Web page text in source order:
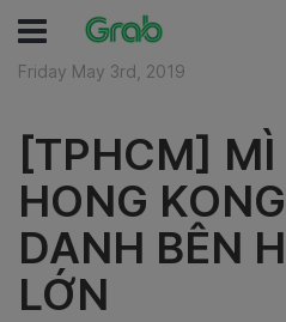
Friday May 3rd, 2019
[TPHCM] MÌ
HONG
DANH BÊN
LỚN